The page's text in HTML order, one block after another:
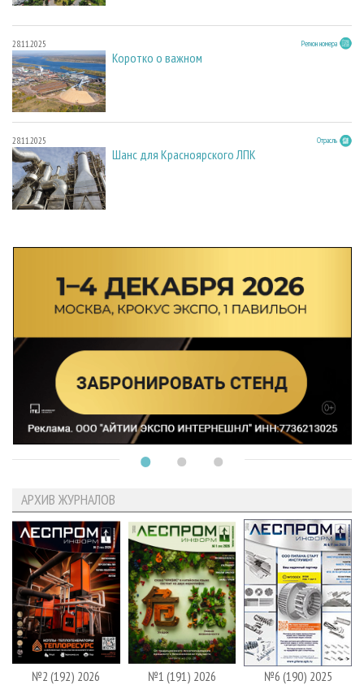
28.11.2025 Регион номера
Коротко о важном
28.11.2025 Отрасль
Шанс для Красноярского ЛПК
АРХИВ ЖУРНАЛОВ
№2 (192) 2026 №1 (191) 2026 №6 (190) 2025